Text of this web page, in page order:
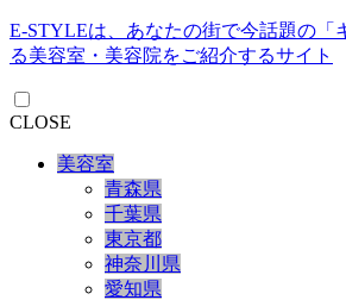
E-STYLEは、あなたの街で今話題の「
る美容室・美容院をご紹介するサイト
CLOSE
美容室
青森県
千葉県
東京都
神奈川県
愛知県